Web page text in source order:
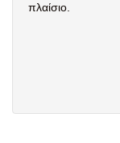
πλαίσιο.